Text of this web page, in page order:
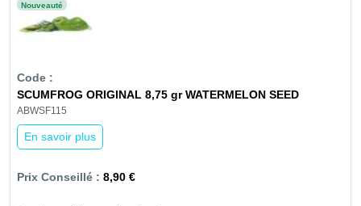
Nouveauté
SCUMFROG ORIGINAL 8,75 gr WATERMELON SEED
ABWSF115
En savoir plus
8,90 €